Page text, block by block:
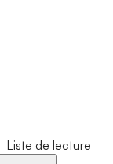
Liste de lecture